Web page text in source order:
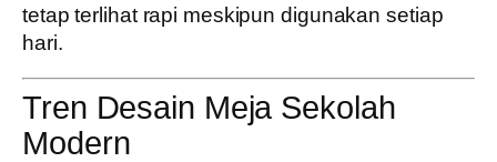
tetap terlihat rapi meskipun digunakan setiap
hari.
Tren Desain Meja Sekolah
Modern